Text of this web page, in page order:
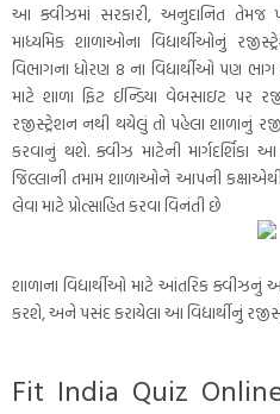
આ ક્વીઝમાં સરકારી, અનુદાનિત તેમજ
માધ્યમિક શાળાઓના વિદ્યાર્થીઓનું
વિભાગના ધોરણ 8 ના વિદ્યાર્થીઓ પણ
માટે શાળા ફિટ ઈન્ડિયા વેબસાઇટ પર
રજીસ્ટ્રેશન નથી થયેલું તો પહેલા શાળાનું
કરવાનું થશે. ક્વીઝ માટેની
જિલ્લાની તમામ શાળાઓને આપની
લેવા માટે પ્રોત્સાહિત કરવા વિનંતી છે
શાળાના વિદ્યાર્થીઓ માટે આંતરિક ક્વીઝનું
કરશે, અને પસંદ કરાયેલા આ વિદ્યાર્થીનું
Fit India Quiz